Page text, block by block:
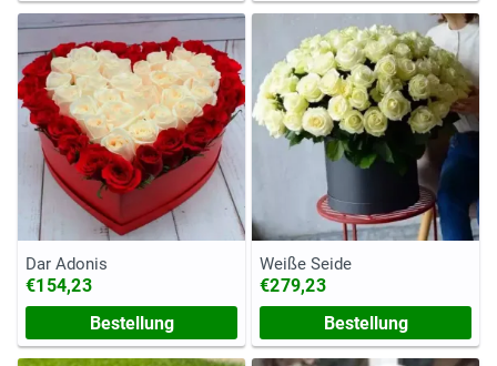
Dar Adonis
€154,23
Bestellung
Weiße Seide
€279,23
Bestellung